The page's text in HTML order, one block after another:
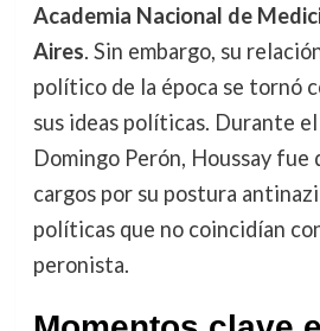
Academia Nacional de
Aires. Sin embargo, su
político de la época se tornó
sus ideas políticas. Durante
Domingo Perón, Houssay
cargos por su postura
políticas que no coincidían
peronista.